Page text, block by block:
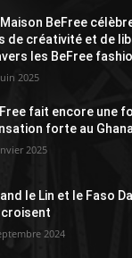
Maison BeFree
de créativité et de
les BeFree
2025
fait encore une
forte au Ghana
2025
le Lin et le Faso
croisent
2024